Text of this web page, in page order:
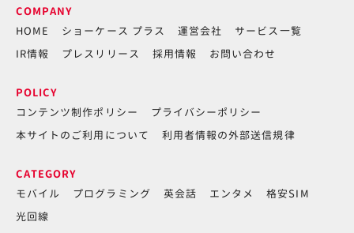
COMPANY
HOME
ショーケース プラス 運営会社
サービス一覧
IR情報
プレスリリース 採用情報 お問い合わせ
POLICY
コンテンツ制作ポリシー
プライバシーポリシー
本サイトのご利用について
利用者情報の外部送信規律
CATEGORY
モバイル
プログラミング 英会話 エンタメ
格安SIM
光回線